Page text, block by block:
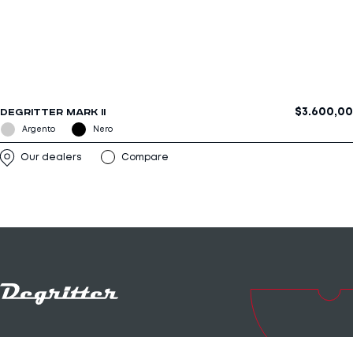
DEGRITTER MARK II $3.600,00
Our dealers Compare